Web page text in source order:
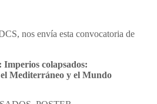
nos envía esta convocatoria de
colapsados:
el Mediterráneo y el Mundo